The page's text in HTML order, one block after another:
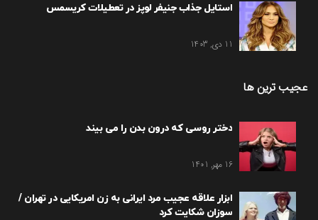
استایل جذاب جنیفر لوپز در تعطیلات کریسمس
11 دی, 1403
عجیب ترین ها
دختر روسی که درون بدن را می بیند
16 مهر, 1401
ابزار علاقه عجیب مرد ایرانی به زن امریکایی در تهران /
سوزان شکایت کرد